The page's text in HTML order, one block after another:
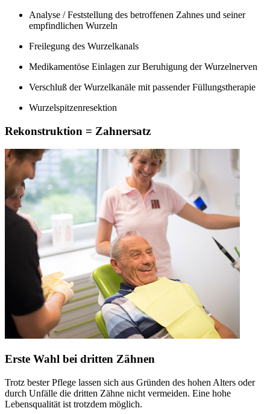
Analyse / Feststellung des betroffenen Zahnes und seiner
empfindlichen Wurzeln
Freilegung des Wurzelkanals
Medikamentöse Einlagen zur Beruhigung der Wurzelnerven
Verschluß der Wurzelkanäle mit passender Füllungstherapie
Wurzelspitzenresektion
Rekonstruktion = Zahnersatz
Erste Wahl bei dritten Zähnen
Trotz bester Pflege lassen sich aus Gründen des hohen Alters oder
durch Unfälle die dritten Zähne nicht vermeiden. Eine hohe
Lebensqualität ist trotzdem möglich.